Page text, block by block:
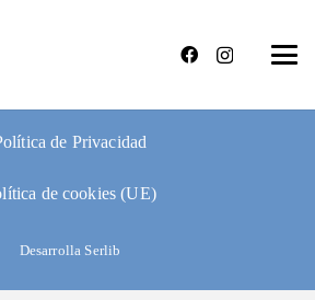
de Privacidad
de cookies (UE)
Desarrolla Serlib